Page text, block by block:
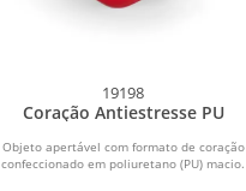
19198
Coração Antiestresse PU
Objeto apertável com formato de coração
confeccionado em poliuretano (PU) macio.